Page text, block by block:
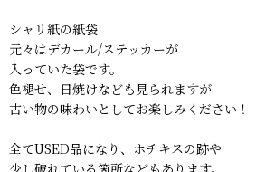
シャリ紙の紙袋
元々はデカール/ステッカーが
入っていた袋です。
色褪せ、日焼けなども見られますが
古い物の味わいとしてお楽しみください！
全てUSED品になり、ホチキスの跡や